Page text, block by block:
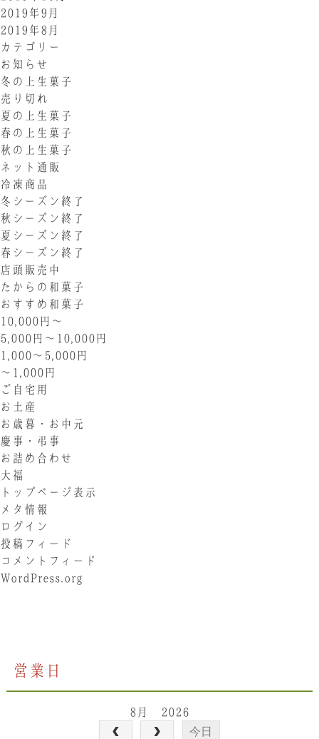
2019年9月
2019年8月
カテゴリー
お知らせ
冬の上生菓子
売り切れ
夏の上生菓子
春の上生菓子
秋の上生菓子
ネット通販
冷凍商品
冬シーズン終了
秋シーズン終了
夏シーズン終了
春シーズン終了
店頭販売中
たからの和菓子
おすすめ和菓子
10,000円〜
5,000円〜10,000円
1,000〜5,000円
〜1,000円
ご自宅用
お土産
お歳暮・お中元
慶事・弔事
お詰め合わせ
大福
トップページ表示
メタ情報
ログイン
投稿フィード
コメントフィード
WordPress.org
営業日
8月 2026
今日